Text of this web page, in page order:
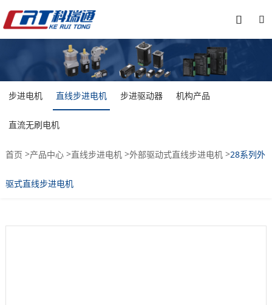


步进电机 直线步进电机 步进驱动器 机构产品
直流无刷电机
首页 >产品中心>直线步进电机>外部驱动式直线步进电机>28系列外
驱式直线步进电机